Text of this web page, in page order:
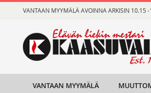
to
VANTAAN MYYMÄLÄ AVOINNA ARKISIN 10.15
VANTAAN MYYMÄLÄ